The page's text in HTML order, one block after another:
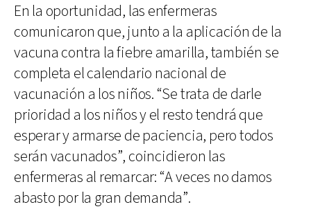
En la oportunidad, las enfermeras
comunicaron que, junto a la aplicación de la
vacuna contra la fiebre amarilla, también se
completa el calendario nacional de
vacunación a los niños. “Se trata de darle
prioridad a los niños y el resto tendrá que
esperar y armarse de paciencia, pero todos
serán vacunados”, coincidieron las
enfermeras al remarcar: “A veces no damos
abasto por la gran demanda”.